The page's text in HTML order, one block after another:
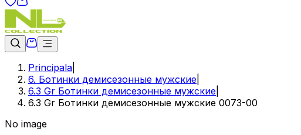
Principala
6. Ботинки демисезонные мужские
6.3 Gr Ботинки демисезонные мужские
6.3 Gr Ботинки демисезонные мужские 0073-00
No image